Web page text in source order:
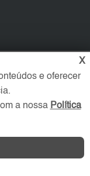
X
e oferecer
a nossa Política